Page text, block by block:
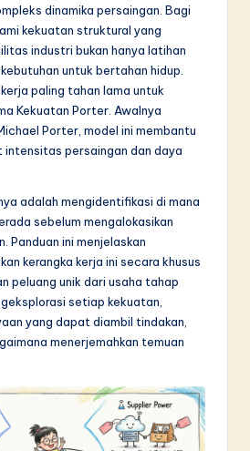
dinamika persaingan. Bagi
kekuatan struktural yang
industri bukan hanya latihan
untuk bertahan hidup.
paling tahan lama untuk
Kekuatan Porter. Awalnya
Porter, model ini membantu
intensitas persaingan dan daya
adalah mengidentifikasi di mana
sebelum mengalokasikan
Panduan ini menjelaskan
kerangka kerja ini secara khusus
peluang unik dari usaha tahap
setiap kekuatan,
yang dapat diambil tindakan,
menerjemahkan temuan